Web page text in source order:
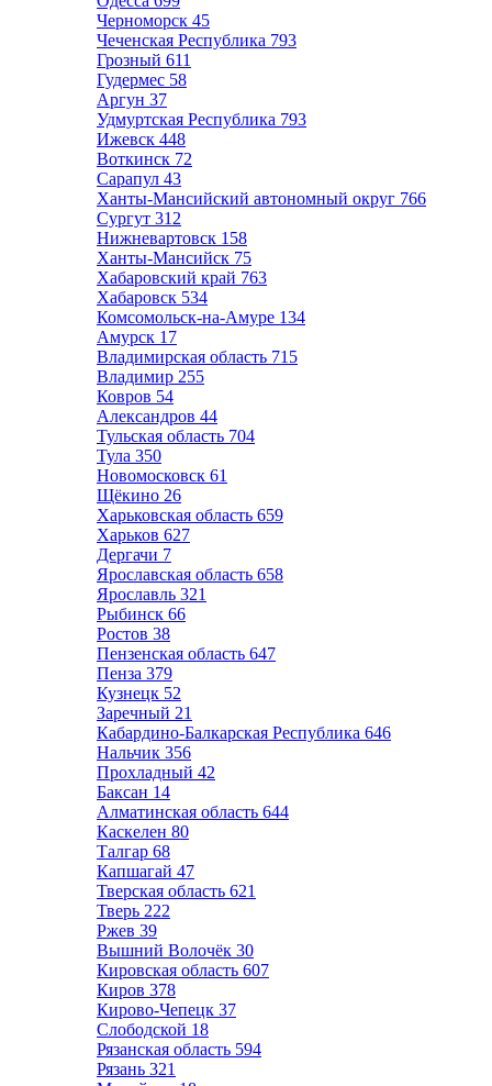
Черноморск 45
Чеченская Республика 793
Грозный 611
Гудермес 58
Аргун 37
Удмуртская Республика 793
Ижевск 448
Воткинск 72
Сарапул 43
Ханты-Мансийский автономный округ 766
Сургут 312
Нижневартовск 158
Ханты-Мансийск 75
Хабаровский край 763
Хабаровск 534
Комсомольск-на-Амуре 134
Амурск 17
Владимирская область 715
Владимир 255
Ковров 54
Александров 44
Тульская область 704
Тула 350
Новомосковск 61
Щёкино 26
Харьковская область 659
Харьков 627
Дергачи 7
Ярославская область 658
Ярославль 321
Рыбинск 66
Ростов 38
Пензенская область 647
Пенза 379
Кузнецк 52
Заречный 21
Кабардино-Балкарская Республика 646
Нальчик 356
Прохладный 42
Баксан 14
Алматинская область 644
Каскелен 80
Талгар 68
Капшагай 47
Тверская область 621
Тверь 222
Ржев 39
Вышний Волочёк 30
Кировская область 607
Киров 378
Кирово-Чепецк 37
Слободской 18
Рязанская область 594
Рязань 321